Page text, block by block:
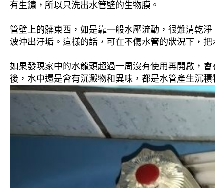
有生鏽，所以只洗出水管壁的生物膜。
管壁上的髒東西，如是靠一般水壓流動，很難清乾
波沖出汙垢。這樣的話，可在不傷水管的狀況下，把
如果發現家中的水龍頭超過一周沒有使用再開啟，
後，水中還是會有沉澱物和異味，都是水管產生沉積